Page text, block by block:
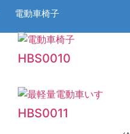
電動車椅子
HBS0010
HBS0011
前進する